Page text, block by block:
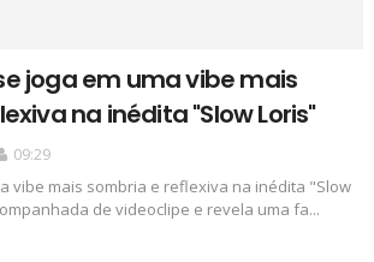
joga em uma vibe mais
na inédita "Slow Loris"
09:29
vibe mais sombria e reflexiva na inédita "Slow
de videoclipe e revela uma fa...